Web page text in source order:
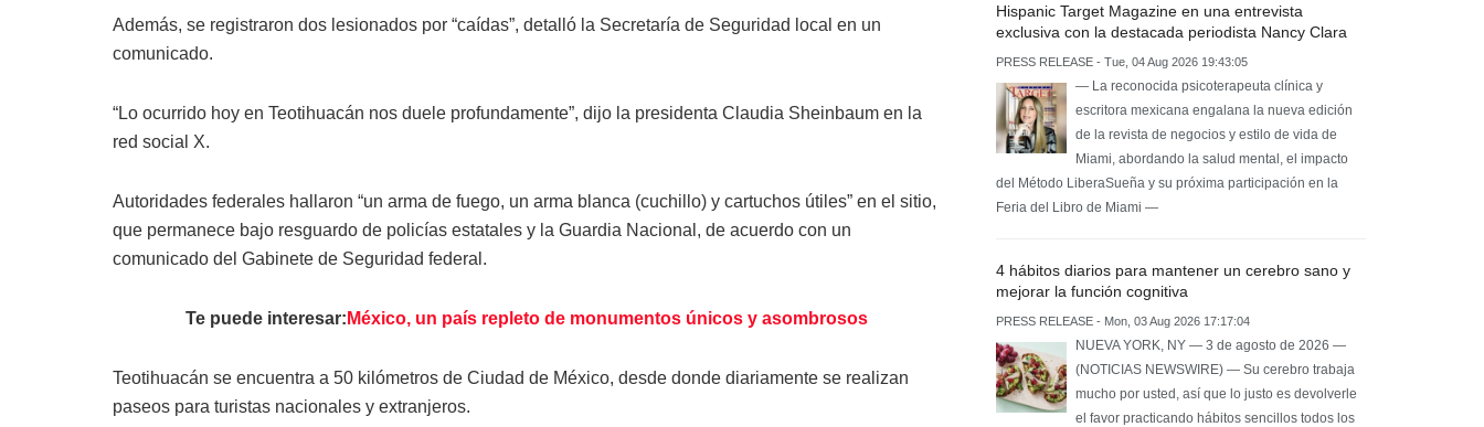
Además, se registraron dos lesionados por “caídas”, detalló la Secretaría de Seguridad local en un
comunicado.
“Lo ocurrido hoy en Teotihuacán nos duele profundamente”, dijo la presidenta Claudia Sheinbaum en la
red social X.
Autoridades federales hallaron “un arma de fuego, un arma blanca (cuchillo) y cartuchos útiles” en el sitio,
que permanece bajo resguardo de policías estatales y la Guardia Nacional, de acuerdo con un
comunicado del Gabinete de Seguridad federal.
Te puede interesar: México, un país repleto de monumentos únicos y asombrosos
Teotihuacán se encuentra a 50 kilómetros de Ciudad de México, desde donde diariamente se realizan
paseos para turistas nacionales y extranjeros.
Hispanic Target Magazine en una entrevista
exclusiva con la destacada periodista Nancy Clara
PRESS RELEASE - Tue, 04 Aug 2026 19:43:05
— La reconocida psicoterapeuta clínica y
escritora mexicana engalana la nueva edición
de la revista de negocios y estilo de vida de
Miami, abordando la salud mental, el impacto
del Método LiberaSueña y su próxima participación en la
Feria del Libro de Miami —
4 hábitos diarios para mantener un cerebro sano y
mejorar la función cognitiva
PRESS RELEASE - Mon, 03 Aug 2026 17:17:04
NUEVA YORK, NY — 3 de agosto de 2026 —
(NOTICIAS NEWSWIRE) — Su cerebro trabaja
mucho por usted, así que lo justo es devolverle
el favor practicando hábitos sencillos todos los